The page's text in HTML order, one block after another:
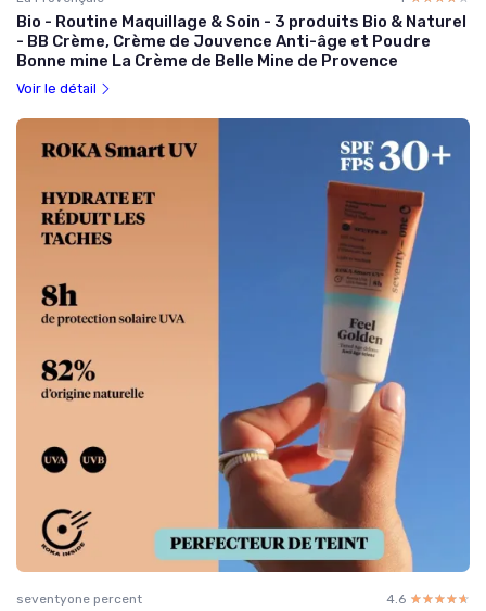
Bio - Routine Maquillage & Soin - 3 produits Bio & Naturel
- BB Crème, Crème de Jouvence Anti-âge et Poudre
Bonne mine La Crème de Belle Mine de Provence
Voir le détail
seventyone percent 4.6 ☆☆☆☆☆
★★★★★